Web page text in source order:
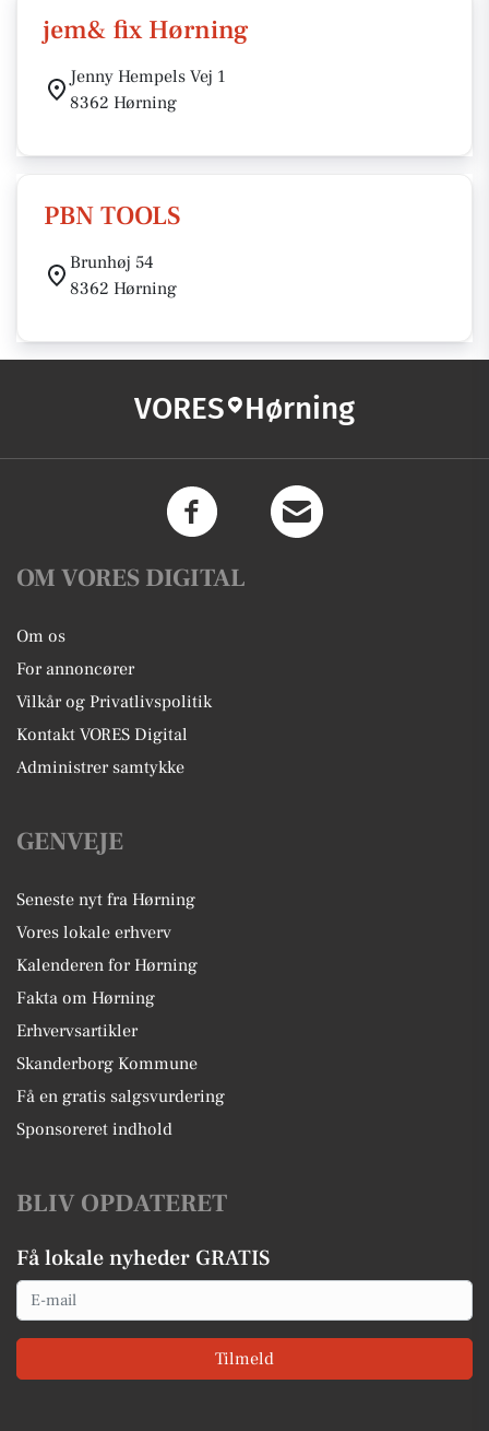
jem& fix Hørning
Jenny Hempels Vej 1
8362 Hørning
PBN TOOLS
Brunhøj 54
8362 Hørning
VORES Hørning
OM VORES DIGITAL
Om os
For annoncører
Vilkår og Privatlivspolitik
Kontakt VORES Digital
Administrer samtykke
GENVEJE
Seneste nyt fra Hørning
Vores lokale erhverv
Kalenderen for Hørning
Fakta om Hørning
Erhvervsartikler
Skanderborg Kommune
Få en gratis salgsvurdering
Sponsoreret indhold
BLIV OPDATERET
Få lokale nyheder GRATIS
Email
Tilmeld